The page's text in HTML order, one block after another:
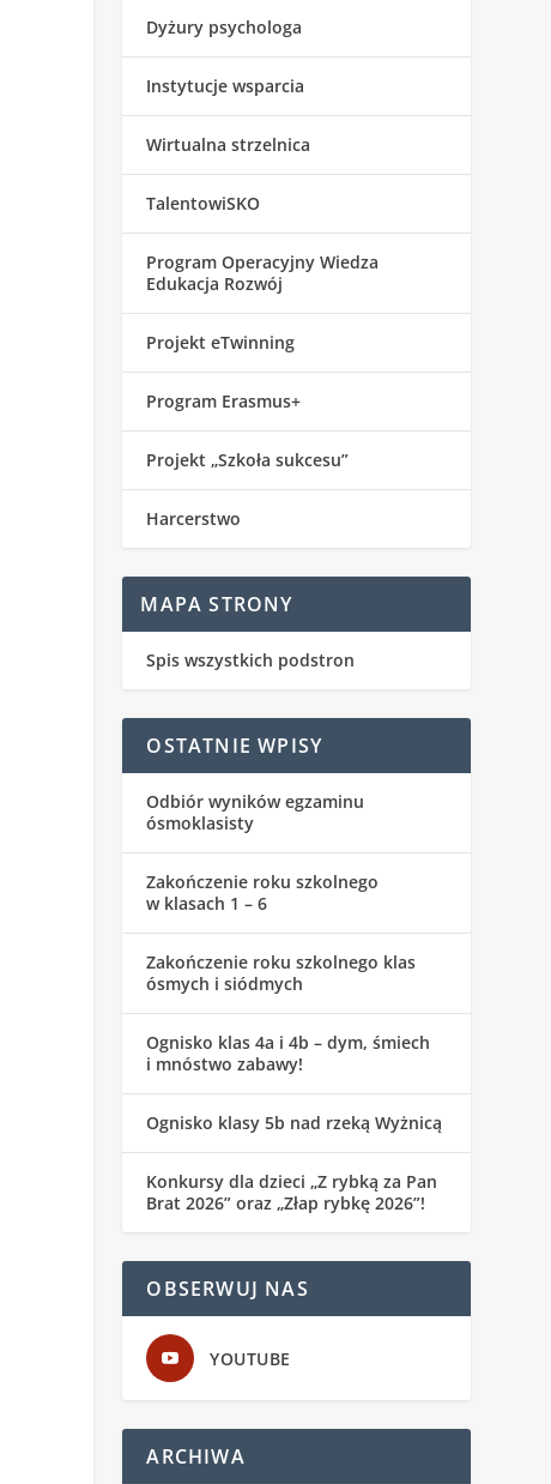
Dyżury psychologa
Instytucje wsparcia
Wirtualna strzelnica
TalentowiSKO
Program Operacyjny Wiedza
Edukacja Rozwój
Projekt eTwinning
Program Erasmus+
Projekt „Szkoła sukcesu”
Harcerstwo
MAPA STRONY
Spis wszystkich podstron
OSTATNIE WPISY
Odbiór wyników egzaminu
ósmoklasisty
Zakończenie roku szkolnego
w klasach 1 – 6
Zakończenie roku szkolnego klas
ósmych i siódmych
Ognisko klas 4a i 4b – dym, śmiech
i mnóstwo zabawy!
Ognisko klasy 5b nad rzeką Wyżnicą
Konkursy dla dzieci „Z rybką za Pan
Brat 2026” oraz „Złap rybkę 2026”!
OBSERWUJ NAS
YOUTUBE
ARCHIWA